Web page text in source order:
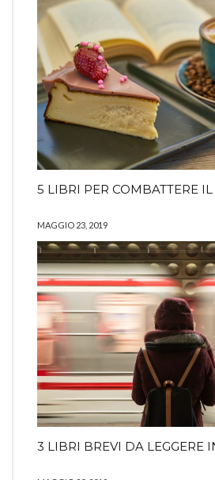
5 LIBRI PER COMBATTERE
MAGGIO 23, 2019
3 LIBRI BREVI DA LEGGERE